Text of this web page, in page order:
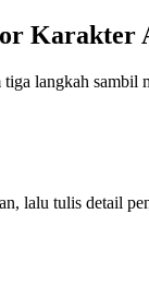
Karakter
langkah sambil
lalu tulis detail